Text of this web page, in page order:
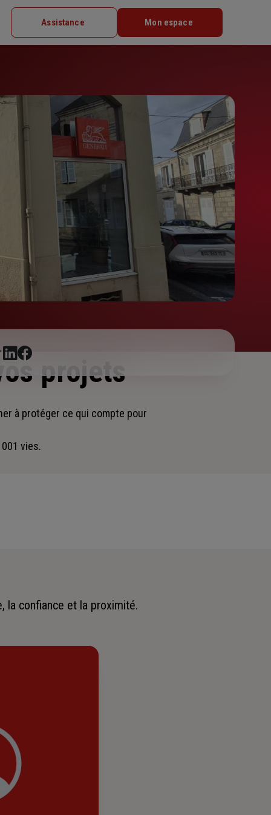
Assistance Mon espace
projets
à protéger ce qui compte pour
vies.
la confiance et la proximité.